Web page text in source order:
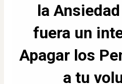
la
fuera un
Apagar los
a tu